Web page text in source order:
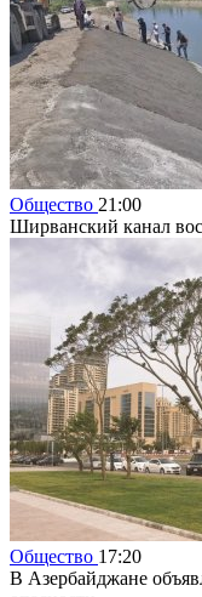
Общество 21:00
Ширванский канал
Общество 17:20
В Азербайджане